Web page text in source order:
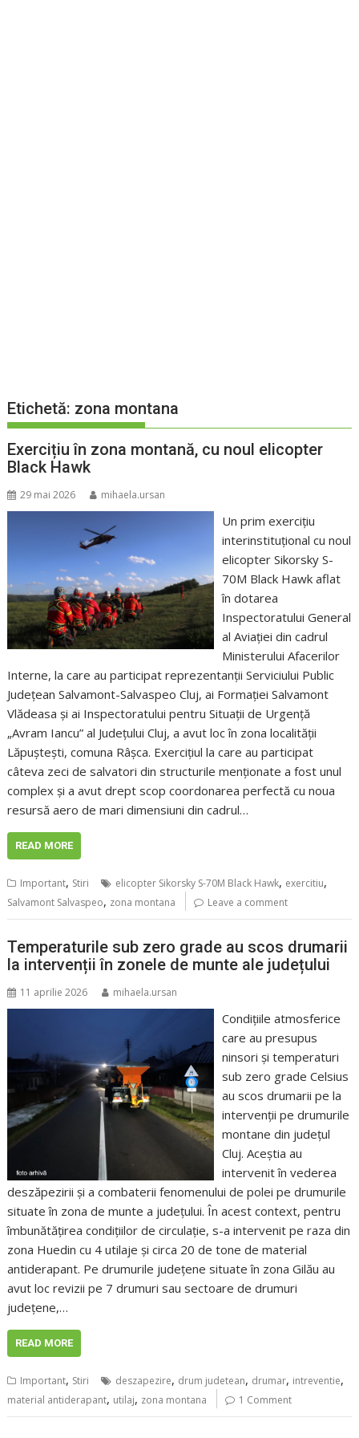
Etichetă: zona montana
Exercițiu în zona montană, cu noul elicopter
Black Hawk
29 mai 2026 mihaela.ursan
Un prim exercițiu
interinstituțional cu noul
elicopter Sikorsky S-
70M Black Hawk aflat
în dotarea
Inspectoratului General
al Aviației din cadrul
Ministerului Afacerilor
Interne, la care au participat reprezentanții Serviciului Public
Județean Salvamont-Salvaspeo Cluj, ai Formației Salvamont
Vlădeasa și ai Inspectoratului pentru Situații de Urgență
„Avram Iancu” al Județului Cluj, a avut loc în zona localității
Lăpuștești, comuna Râșca. Exercițiul la care au participat
câteva zeci de salvatori din structurile menționate a fost unul
complex și a avut drept scop coordonarea perfectă cu noua
resursă aero de mari dimensiuni din cadrul…
READ MORE
Important, Stiri elicopter Sikorsky S-70M Black Hawk, exercitiu,
Salvamont Salvaspeo, zona montana Leave a comment
Temperaturile sub zero grade au scos drumarii
la intervenții în zonele de munte ale județului
11 aprilie 2026 mihaela.ursan
Condițiile atmosferice
care au presupus
ninsori și temperaturi
sub zero grade Celsius
au scos drumarii pe la
intervenții pe drumurile
montane din județul
Cluj. Aceștia au
intervenit în vederea
deszăpezirii și a combaterii fenomenului de polei pe drumurile
situate în zona de munte a județului. În acest context, pentru
îmbunătățirea condițiilor de circulație, s-a intervenit pe raza din
zona Huedin cu 4 utilaje și circa 20 de tone de material
antiderapant. Pe drumurile județene situate în zona Gilău au
avut loc revizii pe 7 drumuri sau sectoare de drumuri
județene,…
READ MORE
Important, Stiri deszapezire, drum judetean, drumar, intreventie,
material antiderapant, utilaj, zona montana 1 Comment